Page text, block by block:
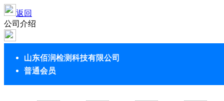
返回
公司介绍
山东佰润检测科技有限公司
普通会员